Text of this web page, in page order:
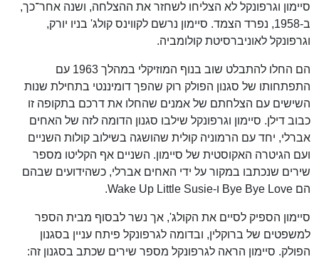
סיימון וגרפונקל לא הצליחו לשחזר את ההצלחה, ושנה אחר־כך,
ב-1958, נפרד הצמד. סיימון נרשם לקווינס קולג' בניו יורק,
וגרפונקל לאוניברסיטת קולומביה.
הם החלו להתבלט שוב בנוף המוזיקלי במהלך 1963 עם
התפתחותו של סגנון הפולק רוק שהפך דומיננטי בתחילת שנות
השישים עם הצלחתם של אמנים שהחלו את דרכם בתקופה זו
כבוב דילן. סיימון וגרפונקל שילבו סגנון הדומה לזה של האחים
אברלי, יחד עם הרמוניה קולית שהושגה בשילוב קולות השניים
ועם הגיטרה האקוסטית של סיימון. השניים אף הקליטו מספר
שירים שנכתבו במקור על ידי האחים אברלי, כשהידועים שבהם
הם Bye Bye Love ו-Wake Up Little Susie.
סיימון הספיק לסיים את הקולג', אך נשר לבסוף מבית הספר
למשפטים של ברוקלין, ובדומה לגרפונקל פיתח עניין בסגנון
הפולק. סיימון הראה לגרפונקל מספר שירים שכתב בסגנון זה: